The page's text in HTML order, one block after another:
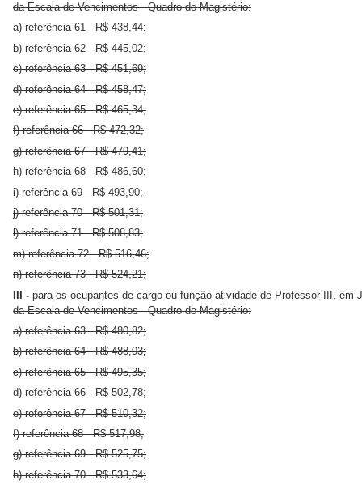
da Escala de Vencimentos - Quadro do Magistério:
a) referência 61 - R$ 438,44;
b) referência 62 - R$ 445,02;
c) referência 63 - R$ 451,69;
d) referência 64 - R$ 458,47;
e) referência 65 - R$ 465,34;
f) referência 66 - R$ 472,32;
g) referência 67 - R$ 479,41;
h) referência 68 - R$ 486,60;
i) referência 69 - R$ 493,90;
j) referência 70 - R$ 501,31;
l) referência 71 - R$ 508,83;
m) referência 72 - R$ 516,46;
n) referência 73 - R$ 524,21;
III -para os ocupantes de cargo ou função-atividade de Professor III, em
da Escala de Vencimentos - Quadro do Magistério:
a) referência 63 - R$ 480,82;
b) referência 64 - R$ 488,03;
c) referência 65 - R$ 495,35;
d) referência 66 - R$ 502,78;
e) referência 67 - R$ 510,32;
f) referência 68 - R$ 517,98;
g) referência 69 - R$ 525,75;
h) referência 70 - R$ 533,64;